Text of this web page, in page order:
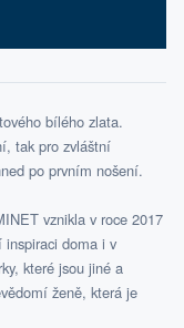
bílého zlata.
tak pro zvláštní
po prvním nošení.
vznikla v roce 2017
doma i v
které jsou jiné a
ženě, která je